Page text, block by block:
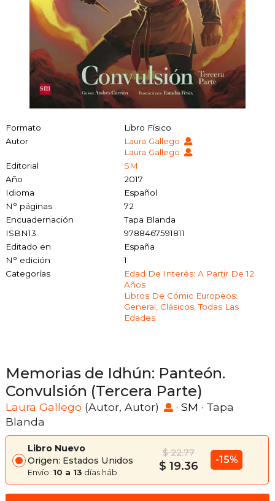
Formato
Libro Físico
Autor
Laura Gallego
Laura Gallego
Editorial
SM
Año
2017
Idioma
Español
N° páginas
72
Encuadernación
Tapa Blanda
ISBN13
9788467591811
Editado en
España
N° edición
1
Categorías
Edad De Interés: A Partir De 12
Años
Libros De Cómic Europeos:
General, Clásicos, Todas Las
Edades
Memorias de Idhún: Panteón.
Convulsión (Tercera Parte)
Laura Gallego (Autor, Autor) · SM · Tapa
Blanda
Libro Nuevo
Origen: Estados Unidos
Envío: 10 a 13 días háb.
$ 22.77
$ 19.36 -15%